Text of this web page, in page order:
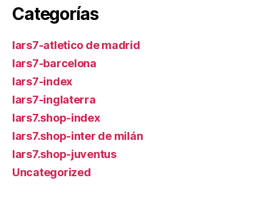
Categorías
lars7-atletico de madrid
lars7-barcelona
lars7-index
lars7-inglaterra
lars7.shop-index
lars7.shop-inter de milán
lars7.shop-juventus
Uncategorized